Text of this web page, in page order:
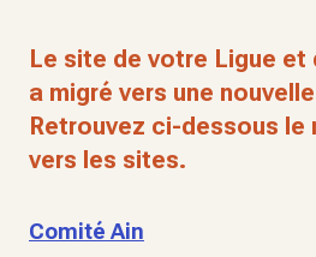
Le site de votre Ligue et
a migré vers une
Retrouvez ci-dessous le
vers les sites.
Comité Ain